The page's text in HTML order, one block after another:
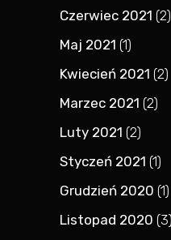
Czerwiec 2021 (2)
Maj 2021 (1)
Kwiecień 2021 (2)
Marzec 2021 (2)
Luty 2021 (2)
Styczeń 2021 (1)
Grudzień 2020 (1)
Listopad 2020 (3)